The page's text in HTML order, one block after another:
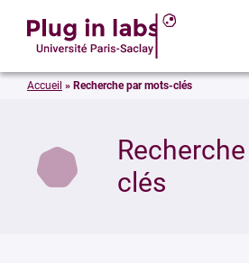
clés
Accueil » Recherche par mots-clés